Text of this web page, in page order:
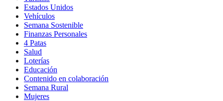
Estados Unidos
Vehículos
Semana Sostenible
Finanzas Personales
4 Patas
Salud
Loterías
Educación
Contenido en colaboración
Semana Rural
Mujeres